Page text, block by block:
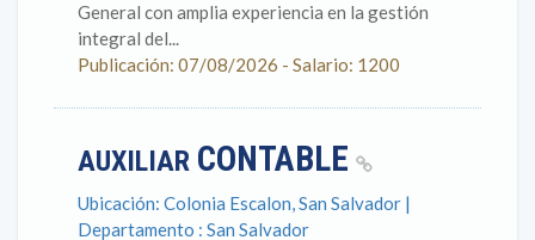
General con amplia experiencia en la gestión
integral del...
Publicación: 07/08/2026 - Salario: 1200
AUXILIAR CONTABLE
Ubicación: Colonia Escalon, San Salvador |
Departamento : San Salvador